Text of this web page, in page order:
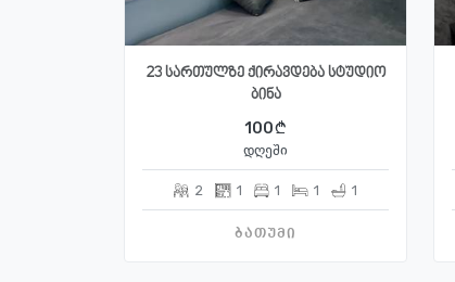
23 სართულზე ქირავდება სტუდიო
ბინა
100
დღეში
2 1 1 1 1
ბათუმი